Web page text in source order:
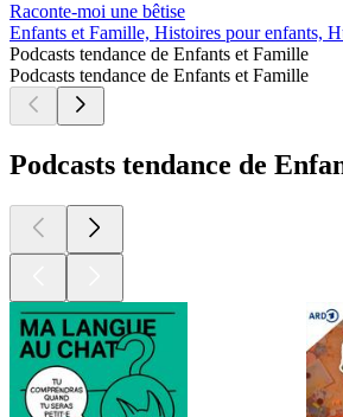
Raconte-moi une bêtise
Enfants et Famille, Histoires pour enfants,
Podcasts tendance de Enfants et Famille
Podcasts tendance de Enfants et Famille
Podcasts tendance de